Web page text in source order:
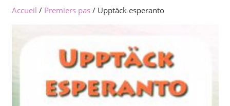
Accueil / Premiers pas/ Upptäck esperanto